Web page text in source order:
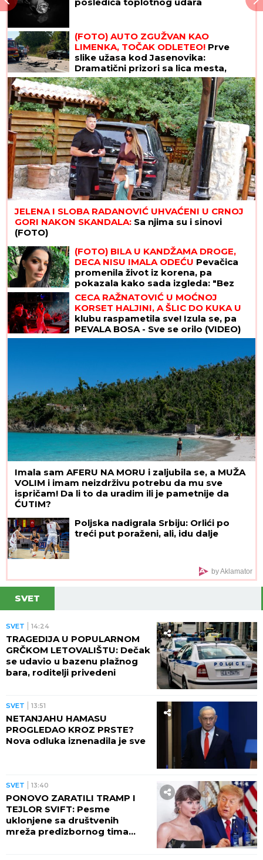
(FOTO) AUTO ZGUŽVAN KAO
LIMENKA, TOČAK ODLETEO! Prve
slike užasa kod Jasenovika:
Dramatični prizori sa lica mesta,
sumnja se da ima povređenih
JELENA I SLOBA RADANOVIĆ UHVAĆENI U CRNOJ
GORI NAKON SKANDALA: Sa njima su i sinovi
(FOTO)
(FOTO) BILA U KANDŽAMA DROGE,
DECA NISU IMALA ODEĆU Pevačica
promenila život iz korena, pa
pokazala kako sada izgleda: "Bez
filtera"
CECA RAŽNATOVIĆ U MOĆNOJ
KORSET HALJINI, A ŠLIC DO KUKA U
klubu raspametila sve! Izula se, pa
PEVALA BOSA - Sve se orilo (VIDEO)
Imala sam AFERU NA MORU i zaljubila se, a MUŽA
VOLIM i imam neizdrživu potrebu da mu sve
ispričam! Da li to da uradim ili je pametnije da
ĆUTIM?
Poljska nadigrala Srbiju: Orlići po
treći put poraženi, ali, idu dalje
by Aklamator
SVET
SVET 14:24
TRAGEDIJA U POPULARNOM
GRČKOM LETOVALIŠTU: Dečak
se udavio u bazenu plažnog
bara, roditelji privedeni
SVET 13:51
NETANJAHU HAMASU
PROGLEDAO KROZ PRSTE?
Nova odluka iznenadila je sve
SVET 13:40
PONOVO ZARATILI TRAMP I
TEJLOR SVIFT: Pesme
uklonjene sa društvenih
mreža predizbornog tima